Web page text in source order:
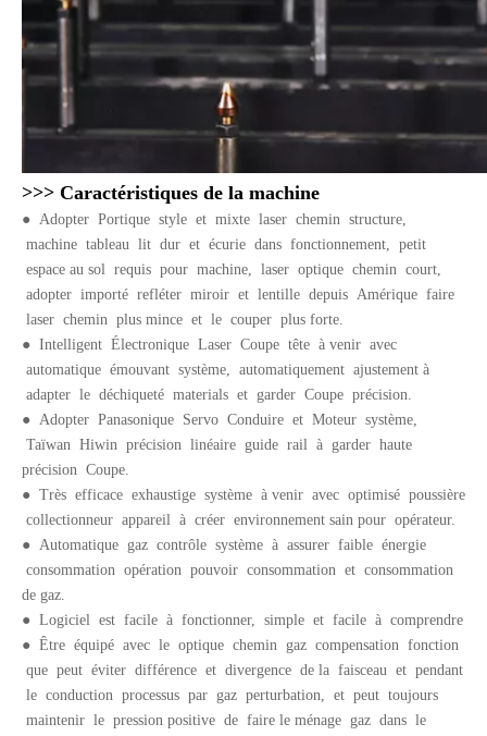
>>> Caractéristiques de la machine
● Adopter Portique style et mixte laser chemin structure,
machine tableau lit dur et écurie dans fonctionnement, petit
espace au sol requis pour machine, laser optique chemin court,
adopter importé refléter miroir et lentille depuis Amérique faire
laser chemin plus mince et le couper plus forte.
● Intelligent Électronique Laser Coupe tête à venir avec
automatique émouvant système, automatiquement ajustement à
adapter le déchiqueté materials et garder Coupe précision.
● Adopter Panasonique Servo Conduire et Moteur système,
Taïwan Hiwin précision linéaire guide rail à garder haute
précision Coupe.
● Très efficace exhaustige système à venir avec optimisé poussière
collectionneur appareil à créer environnement sain pour opérateur.
● Automatique gaz contrôle système à assurer faible énergie
consommation opération pouvoir consommation et consommation
de gaz.
● Logiciel est facile à fonctionner, simple et facile à comprendre
● Être équipé avec le optique chemin gaz compensation fonction
que peut éviter différence et divergence de la faisceau et pendant
le conduction processus par gaz perturbation, et peut toujours
maintenir le pression positive de faire le ménage gaz dans le